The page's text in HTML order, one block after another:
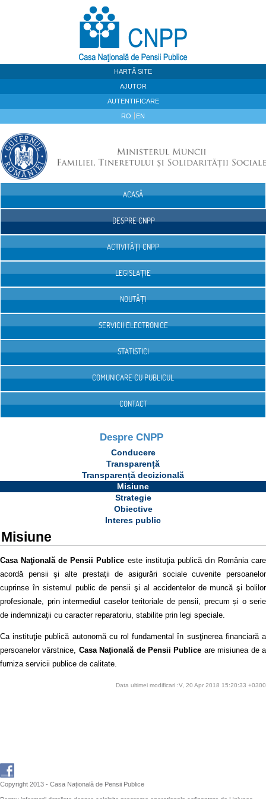
HARTĂ SITE
AJUTOR
AUTENTIFICARE
RO EN
ACASĂ
DESPRE CNPP
ACTIVITĂȚI CNPP
LEGISLAȚIE
NOUTĂȚI
SERVICII ELECTRONICE
STATISTICI
COMUNICARE CU PUBLICUL
CONTACT
Despre CNPP
Conducere
Transparență
Transparență decizională
Misiune
Strategie
Obiective
Interes public
Misiune
Casa Naţională de Pensii Publice este instituţia publică din România care
acordă pensii şi alte prestaţii de asigurări sociale cuvenite persoanelor
cuprinse în sistemul public de pensii şi al accidentelor de muncă şi bolilor
profesionale, prin intermediul caselor teritoriale de pensii, precum și o serie
de indemnizaţii cu caracter reparatoriu, stabilite prin legi speciale.
Ca instituţie publică autonomă cu rol fundamental în susţinerea financiară a
persoanelor vârstnice, Casa Naţională de Pensii Publice are misiunea de a
furniza servicii publice de calitate.
Data ultimei modificari :V, 20 Apr 2018 15:20:33 +0300
Copyright 2013 - Casa Națională de Pensii Publice